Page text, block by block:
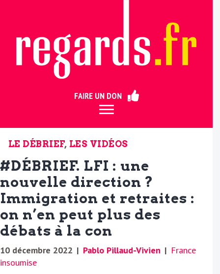
FAIRE UN DON
LE DÉBRIEF, LES VIDÉOS
#DÉBRIEF. LFI : une
nouvelle direction ?
Immigration et retraites :
on n’en peut plus des
débats à la con
10 décembre 2022 | Pablo Pillaud-Vivien | France
insoumise